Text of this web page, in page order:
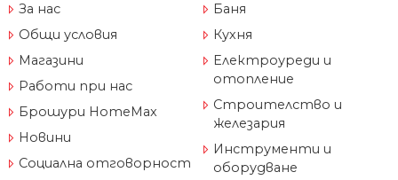
За нас
Общи условия
Магазини
Работи при нас
Брошури HomeMax
Новини
Социална отговорност
Баня
Кухня
Електроуреди и
отопление
Строителство и
железария
Инструменти и
оборудване